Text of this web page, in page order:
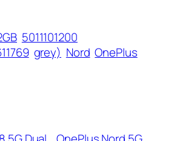
5011101200
grey) Nord OnePlus